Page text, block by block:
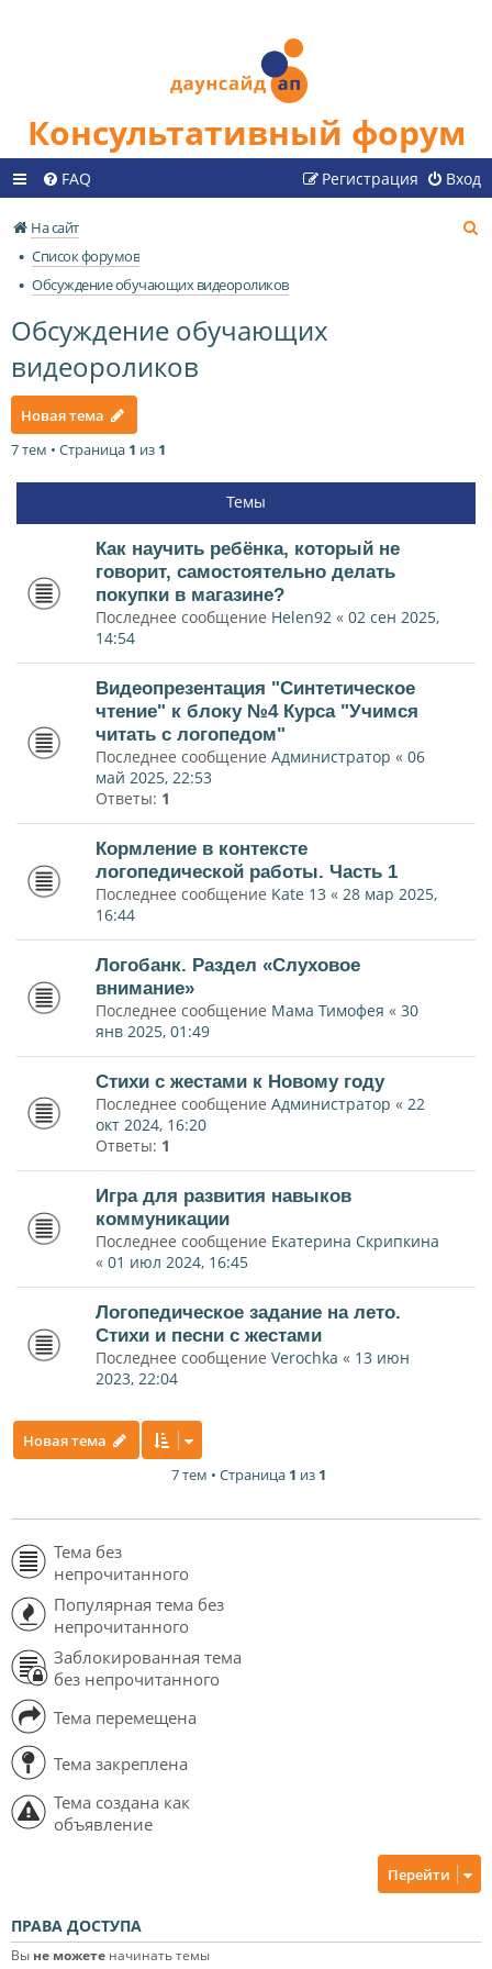
Консультативный форум
FAQ Вход
Регистрация
На сайт
Список форумов
Обсуждение обучающих видеороликов
Обсуждение обучающих
видеороликов
Новая тема
7 тем • Страница 1 из 1
Темы
Как научить ребёнка, который не
говорит, самостоятельно делать
покупки в магазине?
Последнее сообщение Helen92 « 02 сен 2025,
14:54
Видеопрезентация "Синтетическое
чтение" к блоку №4 Курса "Учимся
читать с логопедом"
Последнее сообщение Администратор « 06
май 2025, 22:53
Ответы: 1
Кормление в контексте
логопедической работы. Часть 1
Последнее сообщение Kate 13 « 28 мар 2025,
16:44
Логобанк. Раздел «Слуховое
внимание»
Последнее сообщение Мама Тимофея « 30
янв 2025, 01:49
Стихи с жестами к Новому году
Последнее сообщение Администратор « 22
окт 2024, 16:20
Ответы: 1
Игра для развития навыков
коммуникации
Последнее сообщение Екатерина Скрипкина
« 01 июл 2024, 16:45
Логопедическое задание на лето.
Стихи и песни с жестами
Последнее сообщение Verochka « 13 июн
2023, 22:04
Новая тема
7 тем • Страница 1 из 1
Тема без
непрочитанного
Популярная тема без
непрочитанного
Заблокированная тема
без непрочитанного
Тема перемещена
Тема закреплена
Тема создана как
объявление
Перейти
ПРАВА ДОСТУПА
Вы не можете начинать темы